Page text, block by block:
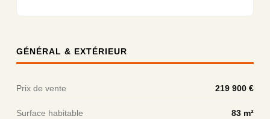
GÉNÉRAL & EXTÉRIEUR
Prix de vente 219 900 €
Surface habitable 83 m²